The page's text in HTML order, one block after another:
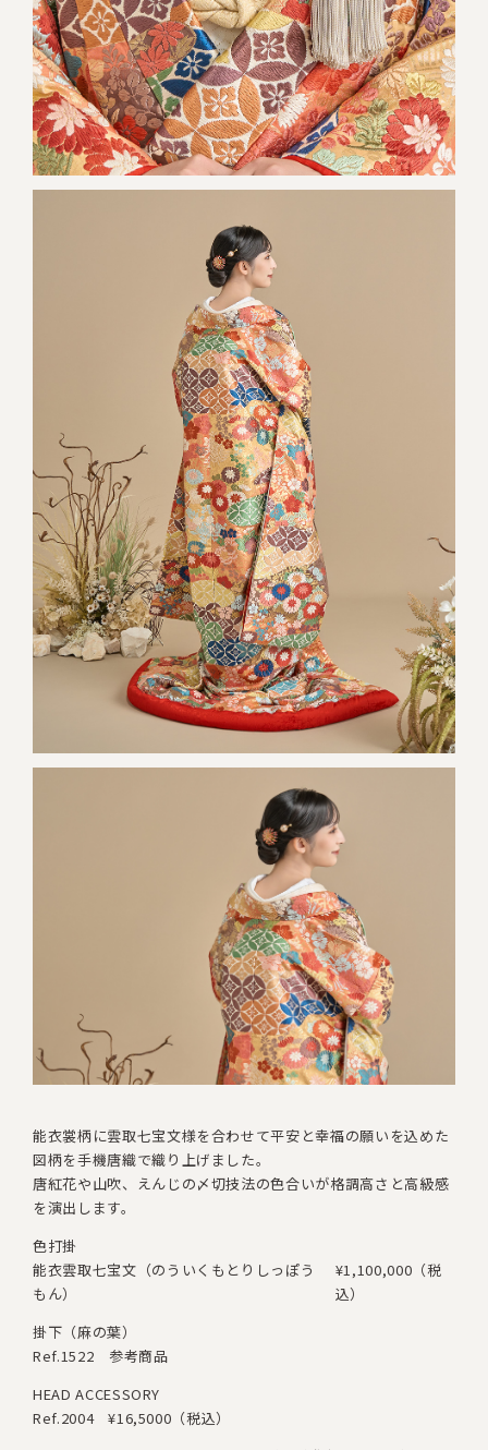
能衣裳柄に雲取七宝文様を合わせて平安と幸福の願いを込めた
図柄を手機唐織で織り上げました。
唐紅花や山吹、えんじの〆切技法の色合いが格調高さと高級感
を演出します。
色打掛
能衣雲取七宝文（のういくもとりしっぽう
もん）
¥1,100,000（税
込）
掛下（麻の葉）
Ref.1522 参考商品
HEAD ACCESSORY
Ref.2004
¥16,5000（税込）